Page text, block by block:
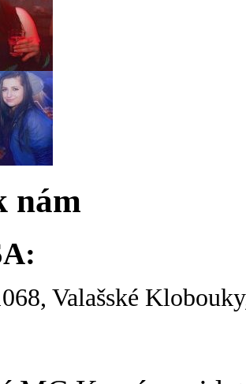
nám
Valašské